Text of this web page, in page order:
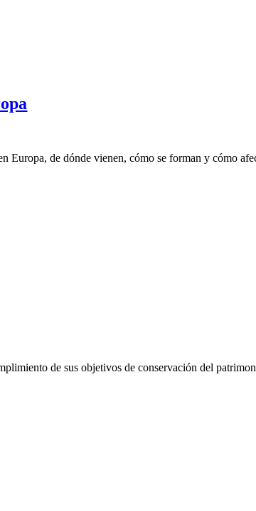
de dónde vienen, cómo se forman y cómo
de sus objetivos de conservación del